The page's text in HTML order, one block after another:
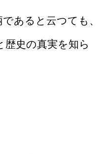
あると云つても、
史の真実を知ら